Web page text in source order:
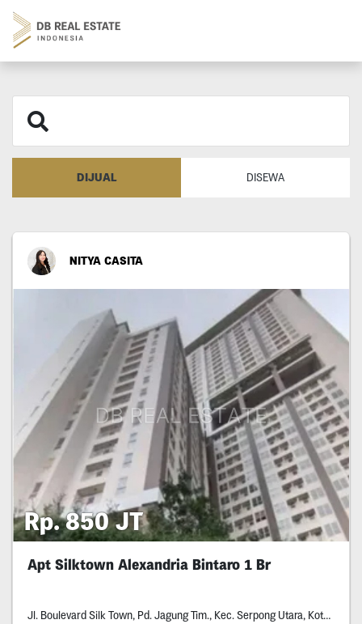
DIJUAL DISEWA
NITYA CASITA
Rp. 850 JT
Apt Silktown Alexandria Bintaro 1 Br
Jl. Boulevard Silk Town, Pd. Jagung Tim., Kec. Serpong Utara, Kota Tangerang Selatan, Banten ***** **